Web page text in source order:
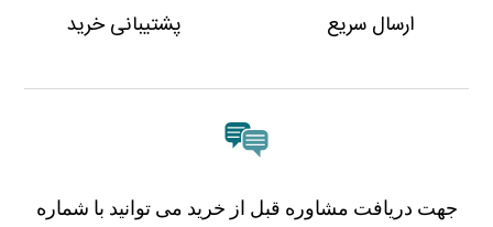
ارسال سریع پشتیبانی خرید
جهت دریافت مشاوره قبل از خرید می توانید با شماره